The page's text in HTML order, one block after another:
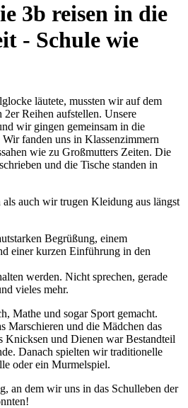
3b reisen in die
- Schule wie
läutete, mussten wir auf dem
Reihen aufstellen. Unsere
wir gingen gemeinsam in die
fanden uns in Klassenzimmern
wie zu Großmutters Zeiten. Die
und die Tische standen in
auch wir trugen Kleidung aus längst
Begrüßung, einem
einer kurzen Einführung in den
werden. Nicht sprechen, gerade
vieles mehr.
Mathe und sogar Sport gemacht.
Marschieren und die Mädchen das
Knicksen und Dienen war Bestandteil
Danach spielten wir traditionelle
oder ein Murmelspiel.
an dem wir uns in das Schulleben der